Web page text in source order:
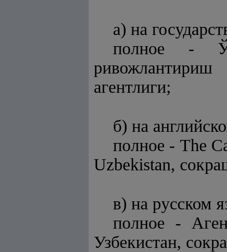
а) на
полное -
агентлиги;
б) на
полное - The
Uzbekistan,
в) на русском
полное -
Узбекистан,